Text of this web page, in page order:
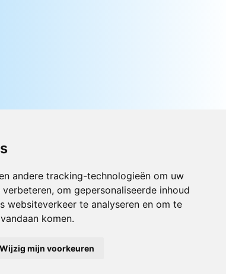
andere tracking-technologieën om uw
om gepersonaliseerde inhoud
websiteverkeer te analyseren en om te
komen.
Wijzig mijn voorkeuren
nu naar Jouwradio! De beste
muziek uit de lage
je hier al 20 jaar. In
kwaliteit op je laptop, tablet